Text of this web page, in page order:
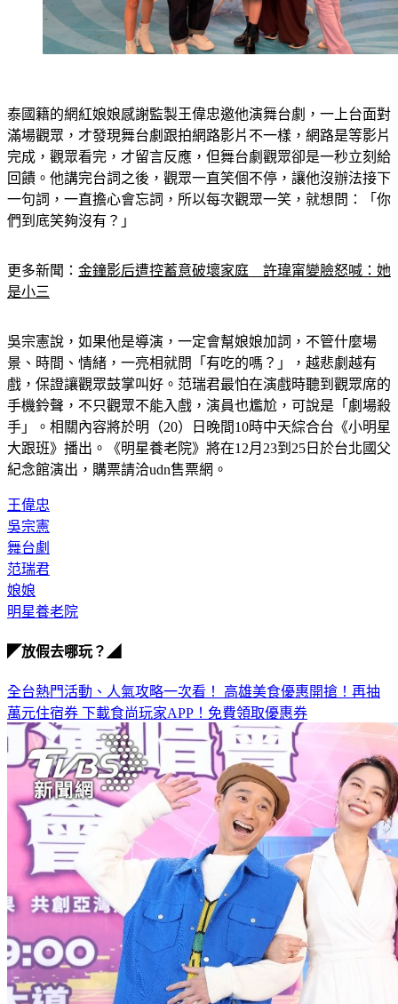
泰國籍的網紅娘娘感謝監製王偉忠邀他演舞台劇，一上台面對
滿場觀眾，才發現舞台劇跟拍網路影片不一樣，網路是等影片
完成，觀眾看完，才留言反應，但舞台劇觀眾卻是一秒立刻給
回饋。他講完台詞之後，觀眾一直笑個不停，讓他沒辦法接下
一句詞，一直擔心會忘詞，所以每次觀眾一笑，就想問：「你
們到底笑夠沒有？」
更多新聞： 金鐘影后遭控蓄意破壞家庭　許瑋甯變臉怒喊：她
是小三
吳宗憲說，如果他是導演，一定會幫娘娘加詞，不管什麼場
景、時間、情緒，一亮相就問「有吃的嗎？」，越悲劇越有
戲，保證讓觀眾鼓掌叫好。范瑞君最怕在演戲時聽到觀眾席的
手機鈴聲，不只觀眾不能入戲，演員也尷尬，可說是「劇場殺
手」。相關內容將於明（20）日晚間10時中天綜合台《小明星
大跟班》播出。《明星養老院》將在12月23到25日於台北國父
紀念館演出，購票請洽udn售票網。
王偉忠
吳宗憲
舞台劇
范瑞君
娘娘
明星養老院
◤放假去哪玩？◢
全台熱門活動、人氣攻略一次看！ 高雄美食優惠開搶！再抽
萬元住宿券 下載食尚玩家APP！免費領取優惠券